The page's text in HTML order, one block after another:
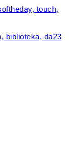
touch,
biblioteka, da23